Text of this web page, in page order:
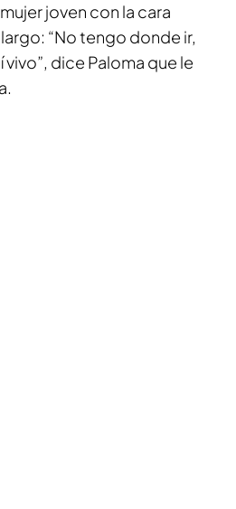
joven con la cara
“No tengo donde ir,
vivo”, dice Paloma que le